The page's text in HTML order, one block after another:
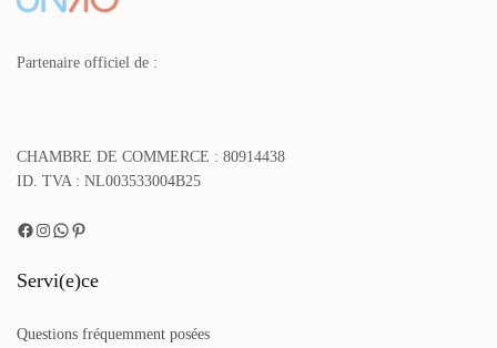
Partenaire officiel de :
CHAMBRE DE COMMERCE : 80914438
ID. TVA : NL003533004B25
Servi(e)ce
Questions fréquemment posées